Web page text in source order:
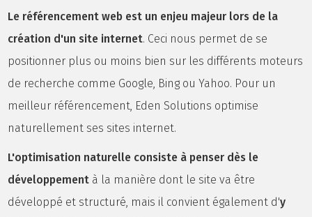
Le référencement web est un enjeu majeur lors de la
création d'un site internet. Ceci nous permet de se
positionner plus ou moins bien sur les différents moteurs
de recherche comme Google, Bing ou Yahoo. Pour un
meilleur référencement, Eden Solutions optimise
naturellement ses sites internet.
L'optimisation naturelle consiste à penser dès le
développement à la manière dont le site va être
développé et structuré, mais il convient également d'y